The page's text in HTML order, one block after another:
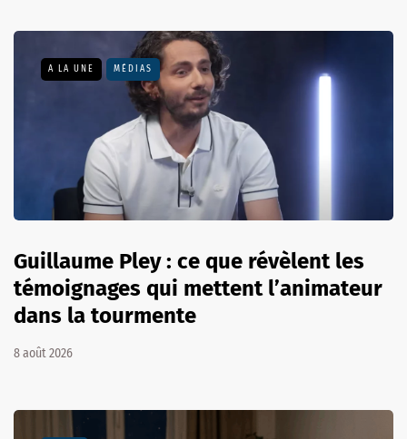
A LA UNE MÉDIAS
Guillaume Pley : ce que révèlent les
témoignages qui mettent l’animateur
dans la tourmente
8 août 2026